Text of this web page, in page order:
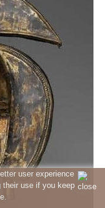
user experience
their use if you keep